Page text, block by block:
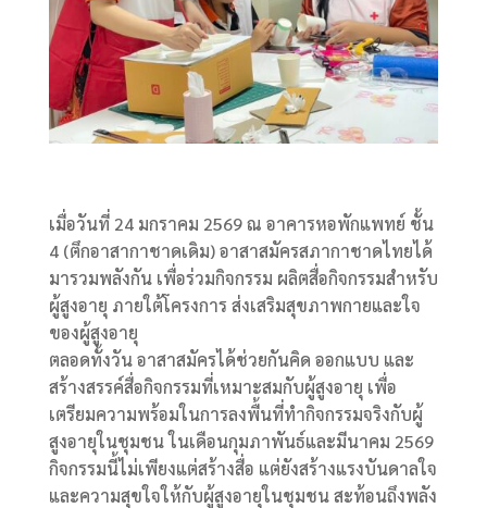
เมื่อวันที่ 24 มกราคม 2569 ณ อาคารหอพักแพทย์ ชั้น
4 (ตึกอาสากาชาดเดิม) อาสาสมัครสภากาชาดไทยได้
มารวมพลังกัน เพื่อร่วมกิจกรรม ผลิตสื่อกิจกรรมสำหรับ
ผู้สูงอายุ ภายใต้โครงการ ส่งเสริมสุขภาพกายและใจ
ของผู้สูงอายุ
ตลอดทั้งวัน อาสาสมัครได้ช่วยกันคิด ออกแบบ และ
สร้างสรรค์สื่อกิจกรรมที่เหมาะสมกับผู้สูงอายุ เพื่อ
เตรียมความพร้อมในการลงพื้นที่ทำกิจกรรมจริงกับผู้
สูงอายุในชุมชน ในเดือนกุมภาพันธ์และมีนาคม 2569
กิจกรรมนี้ไม่เพียงแต่สร้างสื่อ แต่ยังสร้างแรงบันดาลใจ
และความสุขใจให้กับผู้สูงอายุในชุมชน สะท้อนถึงพลัง